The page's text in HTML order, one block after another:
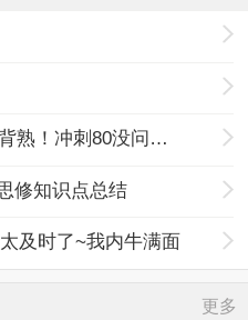
最强政治结构图！五天全部背熟！冲刺80没问题！
修知识点总结
及时了~我内牛满面
更多